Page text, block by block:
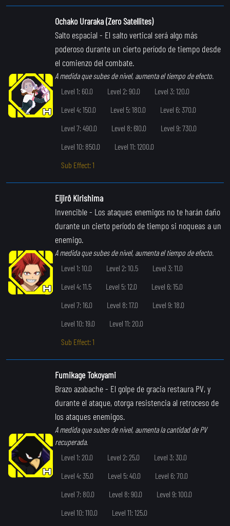
Ochako Uraraka (Zero Satellites)
Salto espacial - El salto vertical será algo más
poderoso durante un cierto período de tiempo desde
el comienzo del combate.
A medida que subes de nivel, aumenta el tiempo de efecto.
Level 1: 60.0
Level 2: 90.0
Level 3: 120.0
Level 4: 150.0
Level 5: 180.0
Level 6: 370.0
Level 7: 490.0
Level 8: 610.0
Level 9: 730.0
Level 10: 850.0
Level 11: 1200.0
Sub Effect: 1
Eijirô Kirishima
Invencible- Los ataques enemigos no te harán daño
durante un cierto período de tiempo si noqueas a un
enemigo.
A medida que subes de nivel, aumenta el tiempo de efecto.
Level 1: 10.0
Level 2: 10.5
Level 3: 11.0
Level 4: 11.5
Level 5: 12.0
Level 6: 15.0
Level 7: 16.0
Level 8: 17.0
Level 9: 18.0
Level 10: 19.0
Level 11: 20.0
Sub Effect: 1
Fumikage Tokoyami
Brazo azabache- El golpe de gracia restaura PV, y
durante el ataque, otorga resistencia al retroceso de
los ataques enemigos.
A medida que subes de nivel, aumenta la cantidad de PV
recuperada.
Level 1: 20.0
Level 2: 25.0
Level 3: 30.0
Level 4: 35.0
Level 5: 40.0
Level 6: 70.0
Level 7: 80.0
Level 8: 90.0
Level 9: 100.0
Level 10: 110.0
Level 11: 125.0